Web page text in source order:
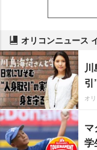
オリコンニュース
引
オ
マ
学